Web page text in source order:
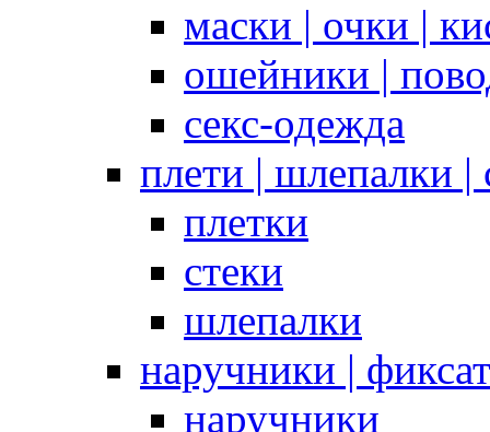
маски | очки |
ошейники |
секс-одежда
плети | шлепалки |
плетки
стеки
шлепалки
наручники |
наручники